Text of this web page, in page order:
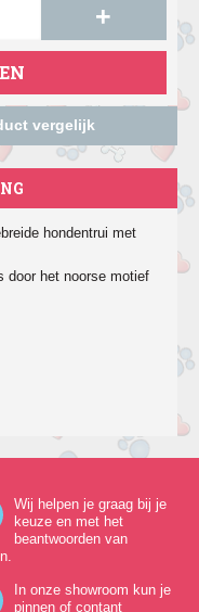
+
vergelijk
hondentrui met
door het noorse motief
Wij helpen je graag bij je
keuze en met het
beantwoorden van
In onze showroom kun je
pinnen of contant